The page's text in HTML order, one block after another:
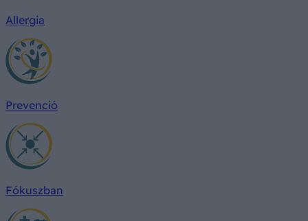
Allergia
Prevenció
Fókuszban